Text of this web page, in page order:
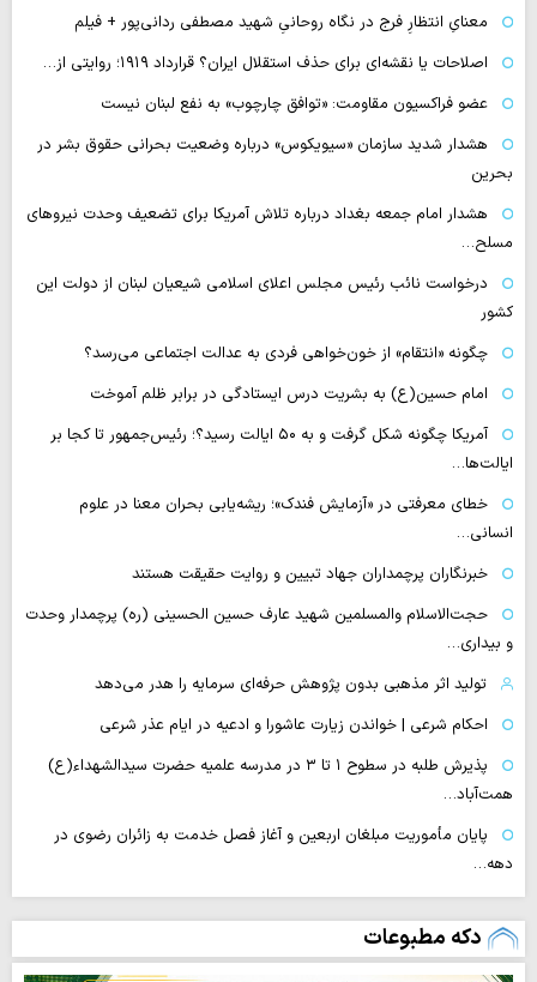
معنایِ انتظارِ فرج در نگاه روحانیِ شهید مصطفی ردانی‌پور + فیلم
اصلاحات یا نقشه‌ای برای حذف استقلال ایران؟ قرارداد ۱۹۱۹؛ روایتی از…
عضو فراکسیون مقاومت: «توافق چارچوب» به نفع لبنان نیست
هشدار شدید سازمان «سیویکوس» درباره وضعیت بحرانی حقوق بشر در
بحرین
هشدار امام جمعه بغداد درباره تلاش آمریکا برای تضعیف وحدت نیروهای
مسلح…
درخواست نائب رئیس مجلس اعلای اسلامی شیعیان لبنان از دولت این
کشور
چگونه «انتقام» از خون‌خواهی فردی به عدالت اجتماعی می‌رسد؟
امام حسین(ع) به بشریت درس ایستادگی در برابر ظلم آموخت
آمریکا چگونه شکل گرفت و به ۵۰ ایالت رسید؟؛ رئیس‌جمهور تا کجا بر
ایالت‌ها…
خطای معرفتی در «آزمایش فندک»؛ ریشه‌یابی بحران معنا در علوم
انسانی…
خبرنگاران پرچمداران جهاد تبیین و روایت حقیقت هستند
حجت‌الاسلام والمسلمین شهید عارف حسین الحسینی (ره) پرچمدار وحدت
و بیداری…
تولید اثر مذهبی بدون پژوهش حرفه‌ای سرمایه را هدر می‌دهد
احکام شرعی | خواندن زیارت عاشورا و ادعیه در ایام عذر شرعی
پذیرش طلبه در سطوح ۱ تا ۳ در مدرسه علمیه حضرت سیدالشهداء(ع)
همت‌آباد…
پایان مأموریت مبلغان اربعین و آغاز فصل خدمت به زائران رضوی در
دهه…
دکه مطبوعات